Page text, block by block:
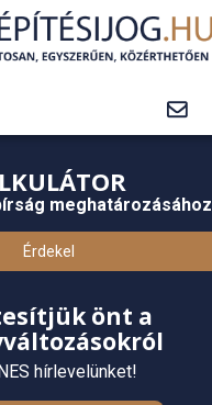
meghatározásához
Érdekel
önt a
hírlevelünket!